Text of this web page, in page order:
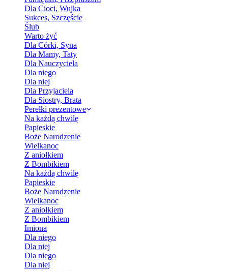
Dla Cioci, Wujka
Sukces, Szczęście
Ślub
Warto żyć
Dla Córki, Syna
Dla Mamy, Taty
Dla Nauczyciela
Dla niego
Dla niej
Dla Przyjaciela
Dla Siostry, Brata
Perełki prezentowe
Na każdą chwilę
Papieskie
Boże Narodzenie
Wielkanoc
Z aniołkiem
Z Bombikiem
Na każdą chwilę
Papieskie
Boże Narodzenie
Wielkanoc
Z aniołkiem
Z Bombikiem
Imiona
Dla niego
Dla niej
Dla niego
Dla niej